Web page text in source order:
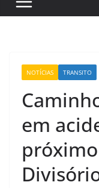
NOTÍCIAS TRANSITO
em